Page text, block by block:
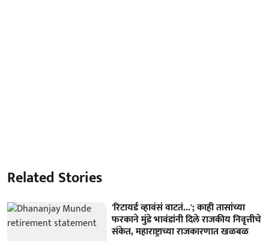
Related Stories
'रिटायर्ड व्हावंसं वाटतं...'; काही तासांच्या
फरकाने मुंडे भावंडांनी दिले राजकीय निवृत्तीचे
संकेत, महाराष्ट्राच्या राजकारणात खळबळ